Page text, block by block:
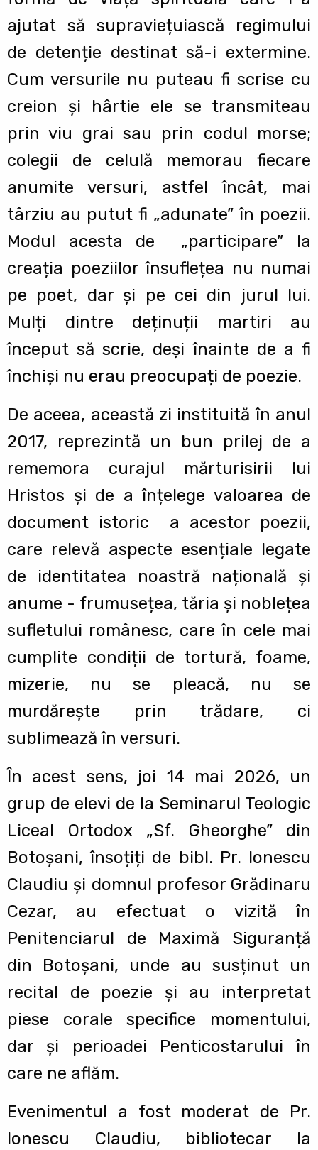
ajutat să supraviețuiască regimului
de detenție destinat să-i extermine.
Cum versurile nu puteau fi scrise cu
creion și hârtie ele se transmiteau
prin viu grai sau prin codul morse;
colegii de celulă memorau fiecare
anumite versuri, astfel încât, mai
târziu au putut fi „adunate” în poezii.
Modul acesta de „participare” la
creația poeziilor însuflețea nu numai
pe poet, dar și pe cei din jurul lui.
Mulți dintre deținuții martiri au
început să scrie, deși înainte de a fi
închiși nu erau preocupați de poezie.
De aceea, această zi instituită în anul
2017, reprezintă un bun prilej de a
rememora curajul mărturisirii lui
Hristos și de a înțelege valoarea de
document istoric a acestor poezii,
care relevă aspecte esențiale legate
de identitatea noastră națională și
anume - frumusețea, tăria și noblețea
sufletului românesc, care în cele mai
cumplite condiții de tortură, foame,
mizerie, nu se pleacă, nu se
murdărește prin trădare, ci
sublimează în versuri.
În acest sens, joi 14 mai 2026, un
grup de elevi de la Seminarul Teologic
Liceal Ortodox „Sf. Gheorghe” din
Botoșani, însoțiți de bibl. Pr. Ionescu
Claudiu și domnul profesor Grădinaru
Cezar, au efectuat o vizită în
Penitenciarul de Maximă Siguranță
din Botoșani, unde au susținut un
recital de poezie și au interpretat
piese corale specifice momentului,
dar și perioadei Penticostarului în
care ne aflăm.
Evenimentul a fost moderat de Pr.
Ionescu Claudiu, bibliotecar la